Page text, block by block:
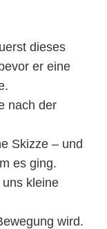
dieses
er eine
nach der
Skizze – und
es ging.
kleine
wird.